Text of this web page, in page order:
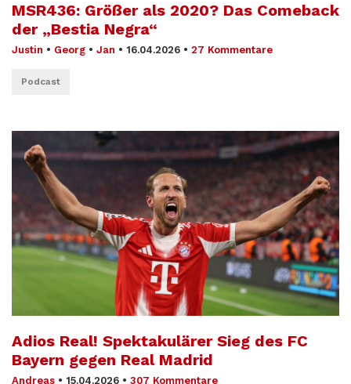
MSR436: Größer als 2020? Das Comeback
der „Bestia Negra“
Justin • Georg • Jan • 16.04.2026 • 27 Kommentare
Podcast
Adios Real! Spektakulärer Sieg des FC
Bayern gegen Real Madrid
Andreas • 15.04.2026 • 307 Kommentare